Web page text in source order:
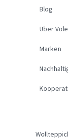
Blog
Über
Marken